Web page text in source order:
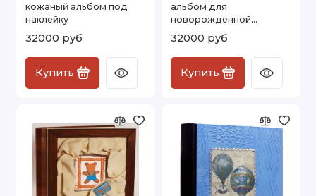
кожаный альбом под
наклейку
32000 руб
Купить
альбом для
новорожденной
32000 руб
Купить